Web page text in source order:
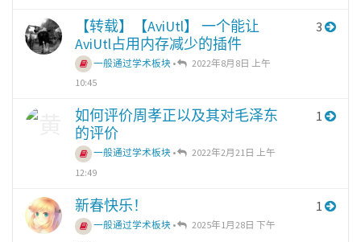
【转载】【AviUtl】 一个能让
AviUtl占用内存减少的插件
一般通过学术板块 •
2022年8月8日 上午
10:45
3
如何评价周孝正以及其对毛泽东
的评价
一般通过学术板块 •
2022年2月21日 上午
12:49
1
新春快乐！
一般通过学术板块 •
2025年1月28日 下午
1